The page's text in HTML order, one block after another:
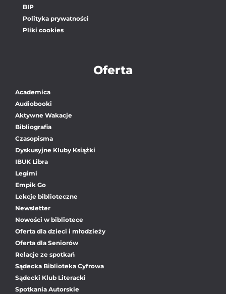
BIP
Polityka prywatności
Pliki cookies
Oferta
Academica
Audiobooki
Aktywne Wakacje
Bibliografia
Czasopisma
Dyskusyjne Kluby Książki
IBUK Libra
Legimi
Empik Go
Lekcje biblioteczne
Newsletter
Nowości w bibliotece
Oferta dla dzieci i młodzieży
Oferta dla Seniorów
Relacje ze spotkań
Sądecka Biblioteka Cyfrowa
Sądecki Klub Literacki
Spotkania Autorskie